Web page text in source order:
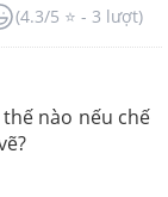
(4.3/5 ⭐ - 3 lượt)
nào nếu chế